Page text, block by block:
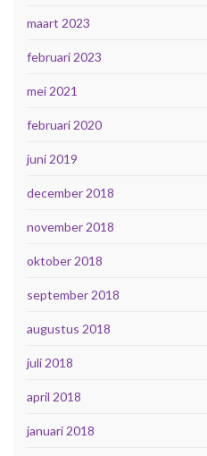
maart 2023
februari 2023
mei 2021
februari 2020
juni 2019
december 2018
november 2018
oktober 2018
september 2018
augustus 2018
juli 2018
april 2018
januari 2018